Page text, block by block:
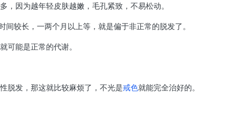
因为越年轻皮肤越嫩，毛孔紧致，不易松动。
较长，一两个月以上等，就是偏于非正常的脱发了。
可能是正常的代谢。
脱发，那这就比较麻烦了，不光是戒色就能完全治好的。